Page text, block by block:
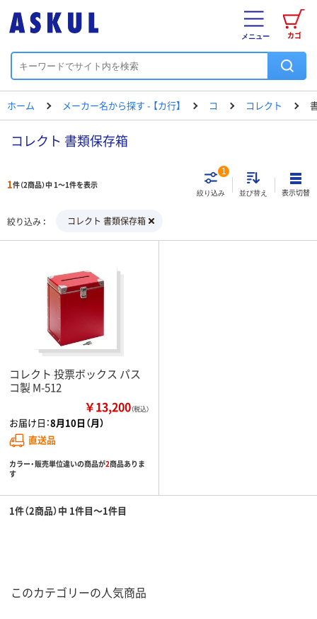
カゴ
メニュー
ホーム メーカー名から探す - 【カ行】 コ コレクト
コレクト 書類保存箱
1件（2商品）中 1～1件を表示
絞り込み
1
並び替え 表示切替
絞り込み コレクト 書類保存箱
コレクト 投票ボックス パス
コ製 M-512
￥13,200（税込）
お届け日：8月10日（月）
直送品
カラー・販売単位違いの商品が2商品ありま
す
1件（2商品）中 1件目～1件目
このカテゴリーの人気商品